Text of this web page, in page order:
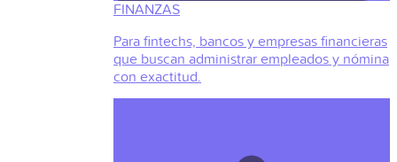
FINANZAS
Para fintechs, bancos y empresas financieras
que buscan administrar empleados y nómina
con exactitud.